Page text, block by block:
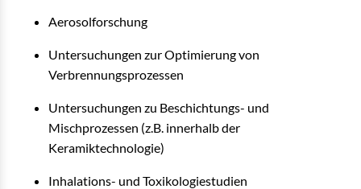
Aerosolforschung
Untersuchungen zur Optimierung von
Verbrennungsprozessen
Untersuchungen zu Beschichtungs- und
Mischprozessen (z.B. innerhalb der
Keramiktechnologie)
Inhalations- und Toxikologiestudien